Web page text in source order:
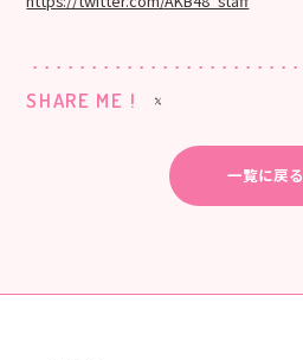
SHARE ME !
一覧に戻る